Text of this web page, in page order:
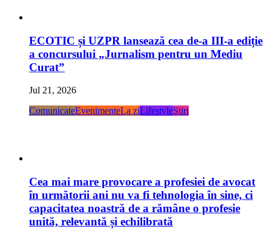
ECOTIC și UZPR lansează cea de-a III-a ediție
a concursului „Jurnalism pentru un Mediu
Curat”
Jul 21, 2026
ComunicateEvenimenteLa ziLifestyleŞtiri
Cea mai mare provocare a profesiei de avocat
în următorii ani nu va fi tehnologia în sine, ci
capacitatea noastră de a rămâne o profesie
unită, relevantă și echilibrată